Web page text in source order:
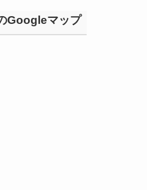
Googleマップ